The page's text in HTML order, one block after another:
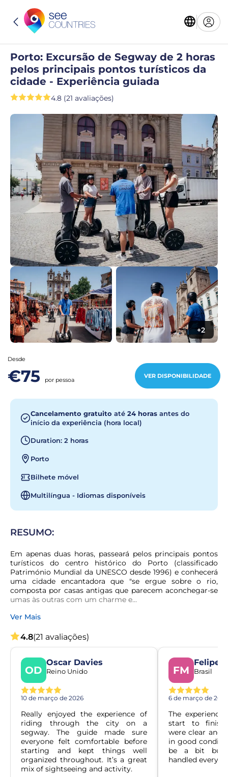
Porto: Excursão de Segway de 2 horas
pelos principais pontos turísticos da
cidade - Experiência guiada
4.8 (21 avaliações)
+2
Desde
€75 por pessoa
VER DISPONIBILIDADE
Cancelamento gratuito até 24 horas antes do
início da experiência (hora local)
Duration: 2 horas
Porto
Bilhete móvel
Multilíngua - Idiomas disponíveis
RESUMO:
Em apenas duas horas, passeará pelos principais pontos
turísticos do centro histórico do Porto (classificado
Património Mundial da UNESCO desde 1996) e conhecerá
uma cidade encantadora que "se ergue sobre o rio,
composta por casas antigas que parecem aconchegar-se
umas às outras com um charme e...
Ver Mais
4.8(21 avaliações)
OD
Oscar Davies
Reino Unido
10 de março de 2026
Really enjoyed the experience of
riding through the city on a
segway. The guide made sure
everyone felt comfortable before
starting and kept things well
organized throughout. It’s a great
mix of sightseeing and activity.
FM
Felipe
Brasil
6 de março de 2026
The
start to finish.
were clear and
in good
be a bit
handled